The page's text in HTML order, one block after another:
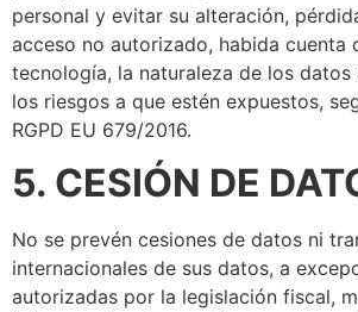
personal y evitar su alteración,
acceso no autorizado, habida cuenta
tecnología, la naturaleza de los datos
los riesgos a que estén expuestos,
RGPD EU 679/2016.
5. CESIÓN DE
No se prevén cesiones de datos ni
internacionales de sus datos, a
autorizadas por la legislación fiscal,